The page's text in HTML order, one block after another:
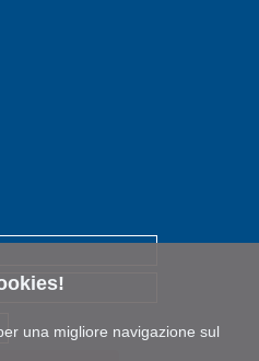
una migliore navigazione sul